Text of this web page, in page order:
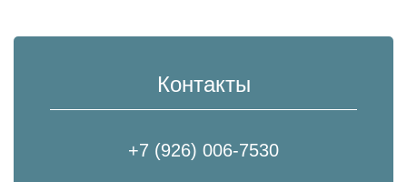
Контакты
+7 (926) 006-7530